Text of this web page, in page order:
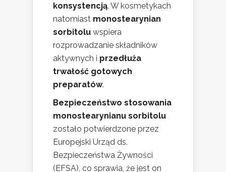
konsystencją. W kosmetykach
natomiast monostearynian
sorbitolu wspiera
rozprowadzanie składników
aktywnych i przedłuża
trwałość gotowych
preparatów.
Bezpieczeństwo stosowania
monostearynianu sorbitolu
zostało potwierdzone przez
Europejski Urząd ds.
Bezpieczeństwa Żywności
(EFSA), co sprawia, że jest on